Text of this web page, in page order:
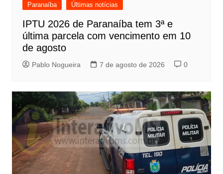
Paranaíba Últimas notícias
IPTU 2026 de Paranaíba tem 3ª e
última parcela com vencimento em 10
de agosto
Pablo Nogueira 7 de agosto de 2026 0